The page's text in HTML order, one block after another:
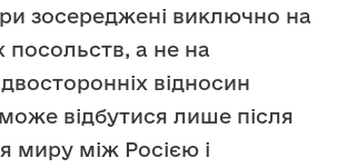
зосереджені виключно на
посольств, а не на
двосторонніх відносин
відбутися лише після
миру між Росією і